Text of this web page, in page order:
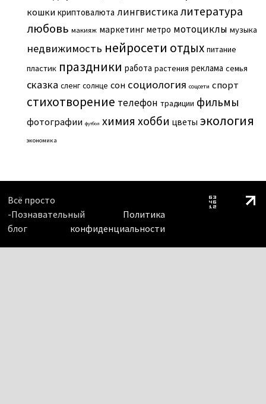
кошки криптовалюта лингвистикалитература
любовь макияж маркетинг метро мотоциклы музыка
недвижимость нейросети отдых питание
пластик праздники работа растения реклама семья
сказка сленг солнце сон социология соцсети спорт
стихотворение телефон традиции фильмы
фотографии футбол химия хобби цветы экология
экономика
Всё просто
-Познавательный
блог
Политика
конфиденциальности